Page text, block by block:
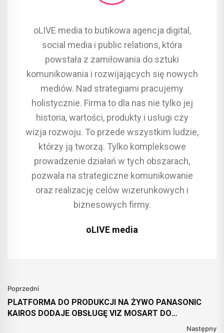
oLIVE media to butikowa agencja digital,
social media i public relations, która
powstała z zamiłowania do sztuki
komunikowania i rozwijających się nowych
mediów. Nad strategiami pracujemy
holistycznie. Firma to dla nas nie tylko jej
historia, wartości, produkty i usługi czy
wizja rozwoju. To przede wszystkim ludzie,
którzy ją tworzą. Tylko kompleksowe
prowadzenie działań w tych obszarach,
pozwala na strategiczne komunikowanie
oraz realizację celów wizerunkowych i
biznesowych firmy.
oLIVE media
Poprzedni
PLATFORMA DO PRODUKCJI NA ŻYWO PANASONIC
KAIROS DODAJE OBSŁUGĘ VIZ MOSART DO
Następny